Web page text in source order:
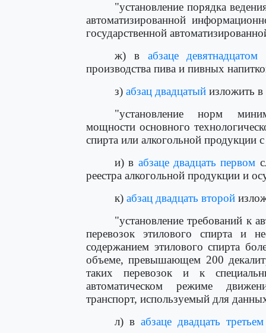
"установление порядка
автоматизированной
государственной
ж) в абзаце девятнадцатом
производства пива и пивных
з) абзац двадцатый изложить
"установление норм
мощности основного
спирта или алкогольной продукции
и) в абзаце двадцать первом
реестра алкогольной продукции и
к) абзац двадцать второй
"установление требований к
перевозок этилового спирта и
содержанием этилового спирта
объеме, превышающем 200
таких перевозок и к
автоматическом режиме
транспорт, используемый для
л) в абзаце двадцать третьем